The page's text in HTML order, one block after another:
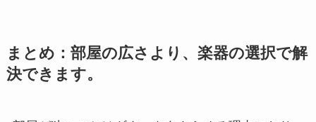
まとめ：部屋の広さより、楽器の選択で解
決できます。